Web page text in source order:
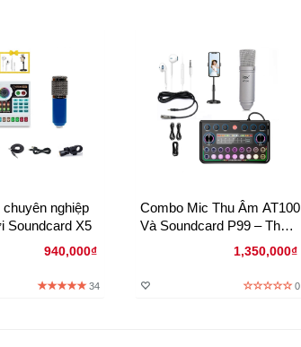
chuyên nghiệp
Soundcard X5
940,000₫
34
Combo Mic Thu Âm AT100
Và Soundcard P99 – Thu
Âm Rõ Nét Livestream
1,350,000₫
0